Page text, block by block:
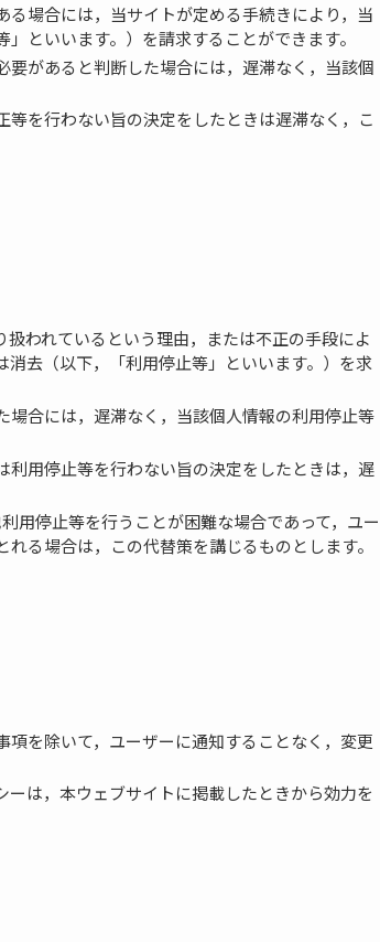
場合には，当サイトが定める手続きにより，当
といいます。）を請求することができます。
があると判断した場合には，遅滞なく，当該個
を行わない旨の決定をしたときは遅滞なく，こ
われているという理由，または不正の手段によ
去（以下，「利用停止等」といいます。）を求
合には，遅滞なく，当該個人情報の利用停止等
用停止等を行わない旨の決定をしたときは，遅
用停止等を行うことが困難な場合であって，ユー
る場合は，この代替策を講じるものとします。
を除いて，ユーザーに通知することなく，変更
は，本ウェブサイトに掲載したときから効力を